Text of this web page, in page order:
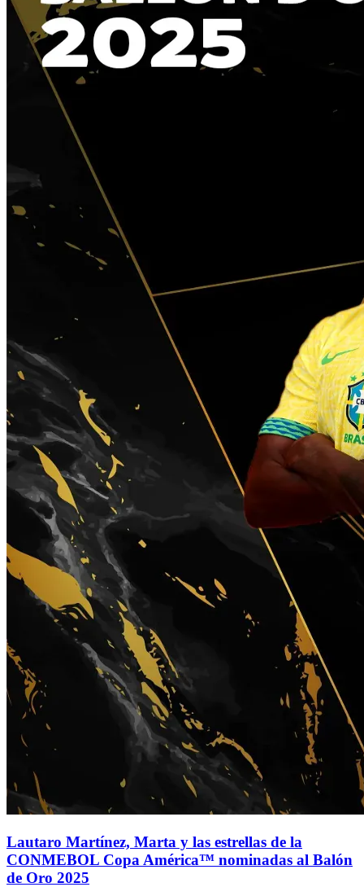
Lautaro Martínez, Marta y las estrellas de la
CONMEBOL Copa América™ nominadas al Balón
de Oro 2025